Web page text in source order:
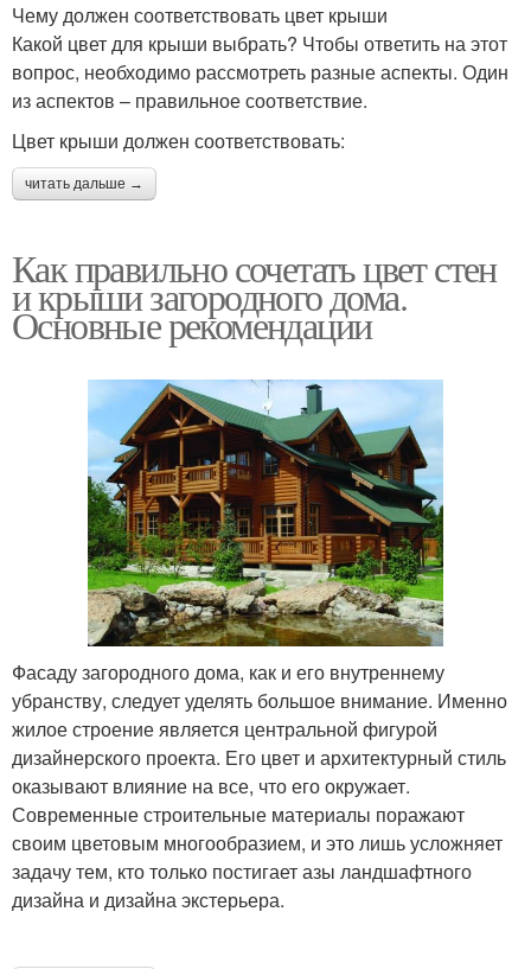
Чему должен соответствовать цвет крыши
Какой цвет для крыши выбрать? Чтобы ответить на этот
вопрос, необходимо рассмотреть разные аспекты. Один
из аспектов – правильное соответствие.
Цвет крыши должен соответствовать:
читать дальше →
Как правильно сочетать цвет стен
и крыши загородного дома.
Основные рекомендации
Фасаду загородного дома, как и его внутреннему
убранству, следует уделять большое внимание. Именно
жилое строение является центральной фигурой
дизайнерского проекта. Его цвет и архитектурный стиль
оказывают влияние на все, что его окружает.
Современные строительные материалы поражают
своим цветовым многообразием, и это лишь усложняет
задачу тем, кто только постигает азы ландшафтного
дизайна и дизайна экстерьера.